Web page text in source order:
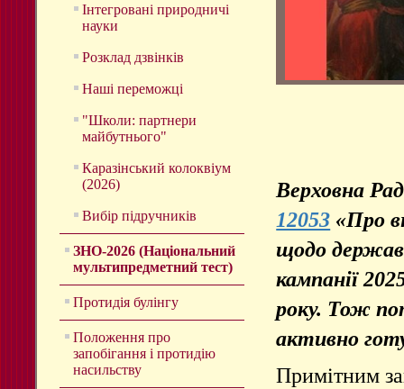
Інтегровані природничі
науки
Розклад дзвінків
Наші переможці
"Школи: партнери
майбутнього"
Каразінський колоквіум
(2026)
Вибір підручників
ЗНО-2026 (Національний
мультипредметний тест)
Протидія булінгу
Положення про
запобігання і протидію
насильству
Верховна
12053 «Про
щодо
кампанії
року. Тож
активно
Примітним